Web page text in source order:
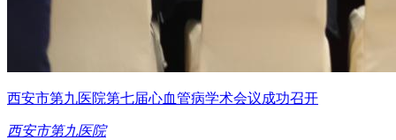
西安市第九医院第七届心血管病学术会议成功召开
西安市第九医院